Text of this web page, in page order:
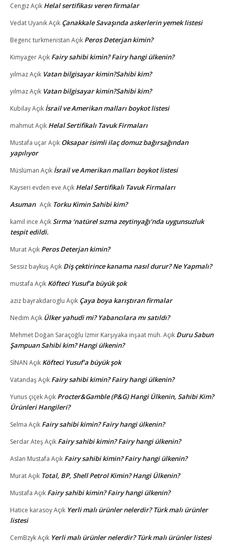
CengizAçık Helal sertifikası veren firmalar
Vedat UyanıkAçık Çanakkale Savaşında askerlerin yemek listesi
Begenc turkmenistan Açık Peros Deterjan kimin?
KimyagerAçık Fairy sahibi kimin? Fairy hangi ülkenin?
yılmazAçık Vatan bilgisayar kimin?Sahibi kim?
yılmazAçık Vatan bilgisayar kimin?Sahibi kim?
KubilayAçık İsrail ve Amerikan malları boykot listesi
mahmutAçık Helal Sertifikalı Tavuk Firmaları
Mustafa uçarAçık Oksapar isimli ilaç domuz bağırsağından
yapılıyor
Müslüman Açık İsrail ve Amerikan malları boykot listesi
Kayseri evden eve Açık Helal Sertifikalı Tavuk Firmaları
Asuman Açık Torku Kimin Sahibi kim?
kamil ince AçıkSırma ‘natürel sızma zeytinyağı’nda uygunsuzluk
tespit edildi.
MuratAçık Peros Deterjan kimin?
Sessiz baykuşAçık Diş çektirince kanama nasıl durur? Ne Yapmalı?
mustafa Açık Köfteci Yusuf’a büyük şok
aziz bayrakdaroglu Açık Çaya boya karıştıran firmalar
Nedim Açık Ülker yahudi mi? Yabancılara mı satıldı?
Mehmet Doğan Saraçoğlu İzmir Karşıyaka inşaat müh. Açık Duru Sabun
Şampuan Sahibi kim? Hangi ülkenin?
SİNAN Açık Köfteci Yusuf’a büyük şok
VatandaşAçık Fairy sahibi kimin? Fairy hangi ülkenin?
Yunus çiçekAçık Procter&Gamble (P&G) Hangi Ülkenin, Sahibi Kim?
Ürünleri Hangileri?
Selma Açık Fairy sahibi kimin? Fairy hangi ülkenin?
Serdar AteşAçık Fairy sahibi kimin? Fairy hangi ülkenin?
Aslan Mustafa Açık Fairy sahibi kimin? Fairy hangi ülkenin?
MuratAçık Total, BP, Shell Petrol Kimin? Hangi Ülkenin?
Mustafa Açık Fairy sahibi kimin? Fairy hangi ülkenin?
Hatice karasoyAçık Yerli malı ürünler nelerdir? Türk malı ürünler
listesi
CemBzykAçık Yerli malı ürünler nelerdir? Türk malı ürünler listesi